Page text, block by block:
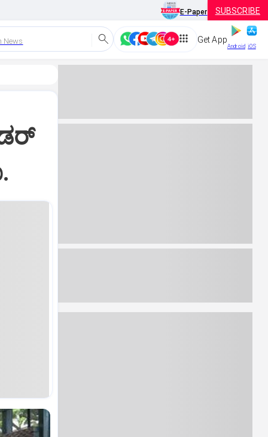
E-Paper SUBSCRIBE
News Get App
Android iOS